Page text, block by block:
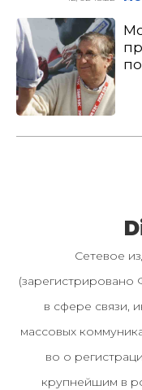
Сетевое
в сфере связи,
массовых
во о
крупнейшим в